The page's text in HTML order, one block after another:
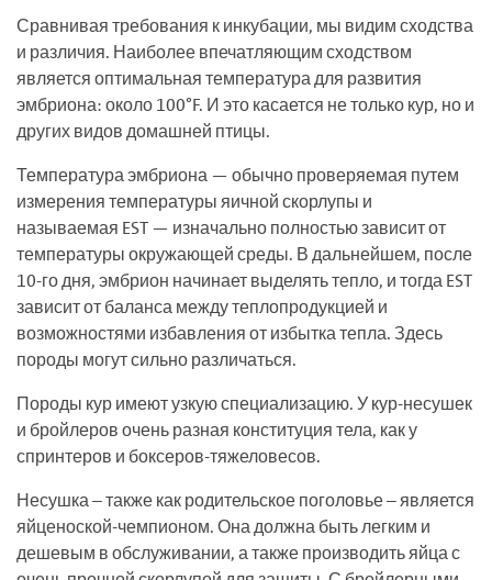
Сравнивая требования к инкубации, мы видим сходства
и различия. Наиболее впечатляющим сходством
является оптимальная температура для развития
эмбриона: около 100°F. И это касается не только кур, но и
других видов домашней птицы.
Температура эмбриона — обычно проверяемая путем
измерения температуры яичной скорлупы и
называемая EST — изначально полностью зависит от
температуры окружающей среды. В дальнейшем, после
10-го дня, эмбрион начинает выделять тепло, и тогда EST
зависит от баланса между теплопродукцией и
возможностями избавления от избытка тепла. Здесь
породы могут сильно различаться.
Породы кур имеют узкую специализацию. У кур-несушек
и бройлеров очень разная конституция тела, как у
спринтеров и боксеров-тяжеловесов.
Несушка – также как родительское поголовье – является
яйценоской-чемпионом. Она должна быть легким и
дешевым в обслуживании, а также производить яйца с